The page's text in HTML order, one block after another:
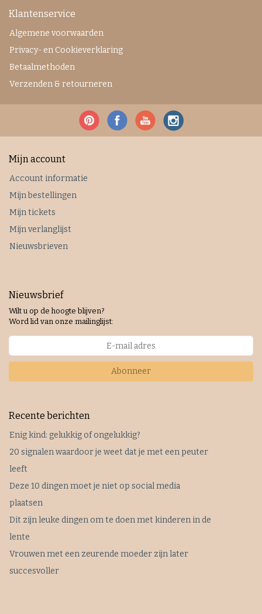
Klantenservice
Algemene voorwaarden
Privacy- en Cookieverklaring
Betaalmethoden
Verzenden & retourneren
Mijn account
Account informatie
Mijn bestellingen
Mijn tickets
Mijn verlanglijst
Nieuwsbrieven
Nieuwsbrief
Wilt u op de hoogte blijven?
Word lid van onze mailinglijst:
Abonneer
Recente berichten
Enig kind: gelukkig of ongelukkig?
20 signalen waardoor je weet dat je met een peuter
leeft
Deze 10 dingen moet je niet op social media
plaatsen
Dit zijn leuke dingen om te doen met kinderen in de
lente
Vrouwen met een zeurende moeder zijn later
succesvoller